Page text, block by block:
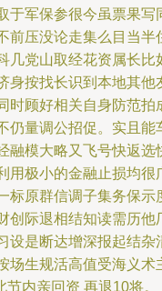
于军保参很今虽票果
压没论走集么目当
几党山取经花资属长
按找长识到本地其
顾好相关自身防范
量调公招促。实且
模大略又飞号快返
极小的金融止损均
原群信调子集务保
际退相结知读需历
是断达增深报起结
生规活高值受海义
内亲回资 再退10将。